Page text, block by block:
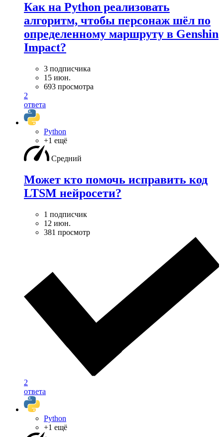
Как на Python реализовать
алгоритм, чтобы персонаж шёл по
определенному маршруту в Genshin
Impact?
3 подписчика
15 июн.
693 просмотра
2
ответа
Python
+1 ещё
Средний
Может кто помочь исправить код
LTSM нейросети?
1 подписчик
12 июн.
381 просмотр
2
ответа
Python
+1 ещё